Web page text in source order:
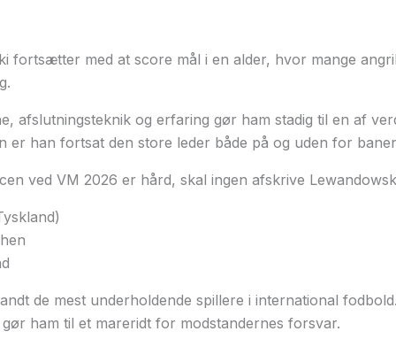
fortsætter med at score mål i en alder, hvor mange
afslutningsteknik og erfaring gør ham stadig til en af
er han fortsat den store leder både på og uden for
ved VM 2026 er hård, skal ingen afskrive
de mest underholdende spillere i international
ham til et mareridt for modstandernes forsvar.